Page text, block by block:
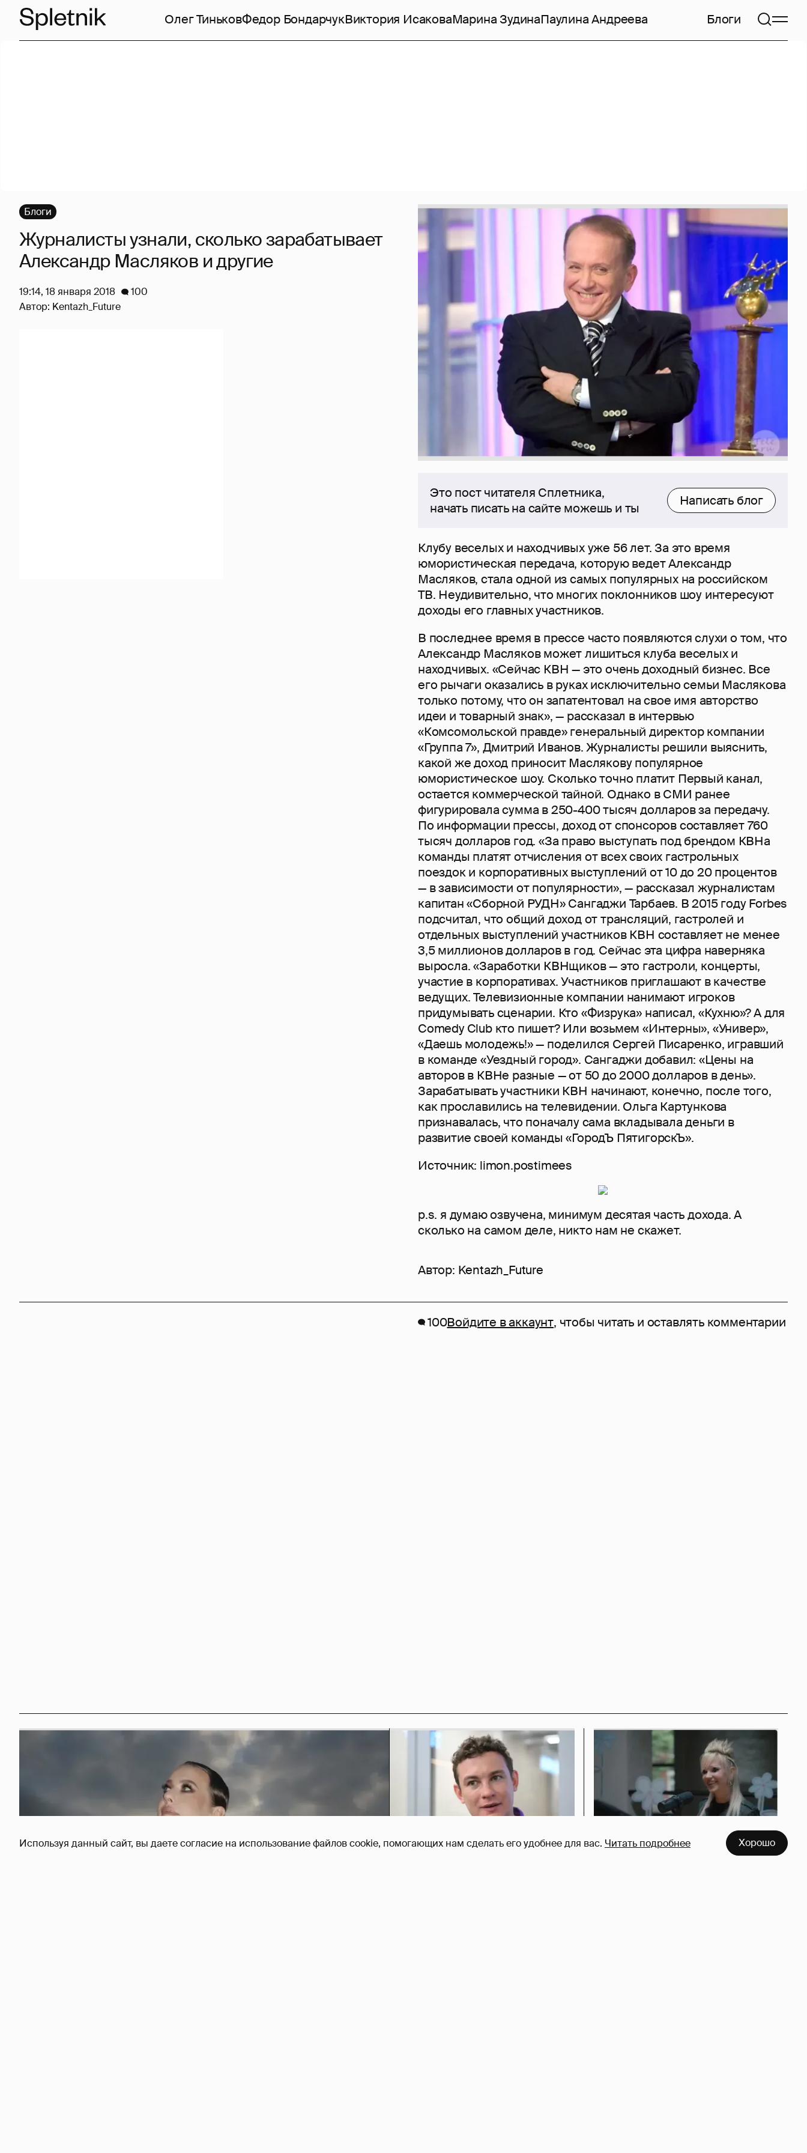
Используя данный сайт, вы даете согласие на использование файлов cookie, помогающих нам сделать его удобнее для вас. Читать подробнее Хорошо
Олег ТиньковФедор БондарчукВиктория ИсаковаМарина ЗудинаПаулина Андреева Блоги
Это пост читателя Сплетника,
начать писать на сайте можешь и ты
Написать блог
Клубу веселых и находчивых уже 56 лет. За это время
юмористическая передача, которую ведет Александр
Масляков, стала одной из самых популярных на российском
ТВ. Неудивительно, что многих поклонников шоу интересуют
доходы его главных участников.
В последнее время в прессе часто появляются слухи о том, что
Александр Масляков может лишиться клуба веселых и
находчивых. «Сейчас КВН — это очень доходный бизнес. Все
его рычаги оказались в руках исключительно семьи Маслякова
только потому, что он запатентовал на свое имя авторство
идеи и товарный знак», — рассказал в интервью
«Комсомольской правде» генеральный директор компании
«Группа 7», Дмитрий Иванов. Журналисты решили выяснить,
какой же доход приносит Маслякову популярное
юмористическое шоу. Сколько точно платит Первый канал,
остается коммерческой тайной. Однако в СМИ ранее
фигурировала сумма в 250-400 тысяч долларов за передачу.
По информации прессы, доход от спонсоров составляет 760
тысяч долларов год. «За право выступать под брендом КВНа
команды платят отчисления от всех своих гастрольных
поездок и корпоративных выступлений от 10 до 20 процентов
— в зависимости от популярности», — рассказал журналистам
капитан «Сборной РУДН» Сангаджи Тарбаев. В 2015 году Forbes
подсчитал, что общий доход от трансляций, гастролей и
отдельных выступлений участников КВН составляет не менее
3,5 миллионов долларов в год. Сейчас эта цифра наверняка
выросла. «Заработки КВНщиков — это гастроли, концерты,
участие в корпоративах. Участников приглашают в качестве
ведущих. Телевизионные компании нанимают игроков
придумывать сценарии. Кто «Физрука» написал, «Кухню»? А для
Comedy Club кто пишет? Или возьмем «Интерны», «Универ»,
«Даешь молодежь!» — поделился Сергей Писаренко, игравший
в команде «Уездный город». Сангаджи добавил: «Цены на
авторов в КВНе разные — от 50 до 2000 долларов в день».
Зарабатывать участники КВН начинают, конечно, после того,
как прославились на телевидении. Ольга Картункова
признавалась, что поначалу сама вкладывала деньги в
развитие своей команды «ГородЪ ПятигорскЪ».
Источник: limon.postimees
p.s. я думаю озвучена, минимум десятая часть дохода. А
сколько на самом деле, никто нам не скажет.
Автор: Kentazh_Future
Блоги
Журналисты узнали, сколько зарабатывает
Александр Масляков и другие
19:14, 18 января 2018
100
Автор: Kentazh_Future
100Войдите в аккаунт, чтобы читать и оставлять комментарии